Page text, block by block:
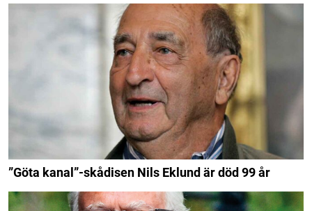
”Göta kanal”-skådisen Nils Eklund är död 99 år